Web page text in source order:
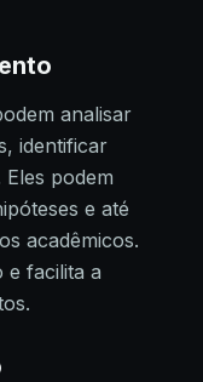
analisar
identificar
podem
e até
acadêmicos.
e facilita a